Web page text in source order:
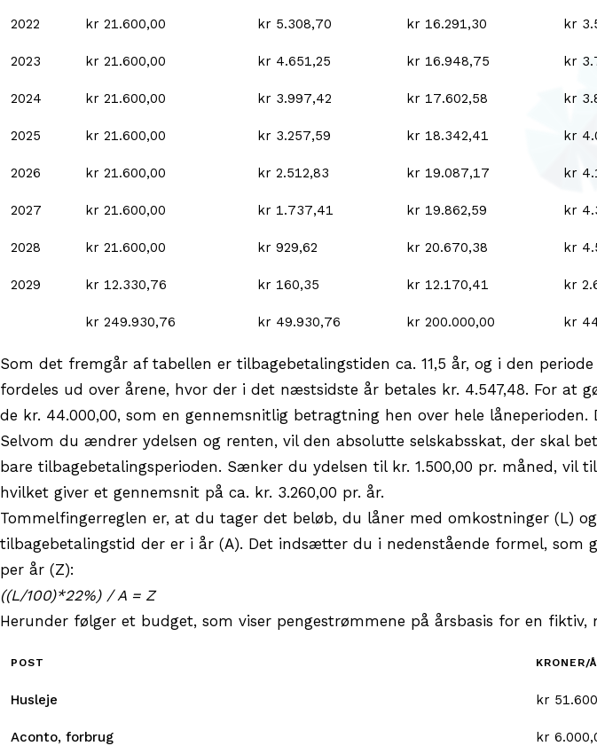
2022 kr 21.600,00 kr 5.308,70 kr 16.291,30 kr
2023 kr 21.600,00 kr 4.651,25 kr 16.948,75 kr
2024 kr 21.600,00 kr 3.997,42 kr 17.602,58 kr
2025 kr 21.600,00 kr 3.257,59 kr 18.342,41 kr
2026 kr 21.600,00 kr 2.512,83 kr 19.087,17 kr
2027 kr 21.600,00 kr 1.737,41 kr 19.862,59 kr
2028 kr 21.600,00 kr 929,62 kr 20.670,38 kr
2029 kr 12.330,76 kr 160,35 kr 12.170,41 kr
kr 249.930,76 kr 49.930,76 kr 200.000,00 kr
Som det fremgår af tabellen er tilbagebetalingstiden ca. 11,5 år, og i den
fordeles ud over årene, hvor der i det næstsidste år betales kr. 4.547,48. For at
de kr. 44.000,00, som en gennemsnitlig betragtning hen over hele
Selvom du ændrer ydelsen og renten, vil den absolutte selskabsskat, der skal
bare tilbagebetalingsperioden. Sænker du ydelsen til kr. 1.500,00 pr. måned, vil
hvilket giver et gennemsnit på ca. kr. 3.260,00 pr. år.
Tommelfingerreglen er, at du tager det beløb, du låner med omkostninger (L)
tilbagebetalingstid der er i år (A). Det indsætter du i nedenstående formel, som
per år (Z):
((L/100)*22%) / A = Z
Herunder følger et budget, som viser pengestrømmene på årsbasis for en
POST KRONER/
Husleje kr
Aconto, forbrug kr